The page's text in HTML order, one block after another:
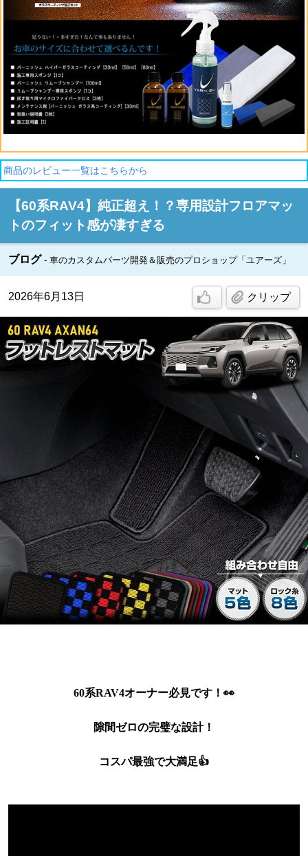
商品のレビュー一覧はこちらから
【60系RAV4】純正超え！？専用設計フロアマッ
トのフィット感が凄すぎる
ブログ 車のカスタムパーツ開発＆販売のプロショップ「ユアーズ」
2026年6月13日 クリップ
60系RAV4オーナー必見です！👀
隙間ゼロの完璧な設計！
コスパ最強で大満足👍